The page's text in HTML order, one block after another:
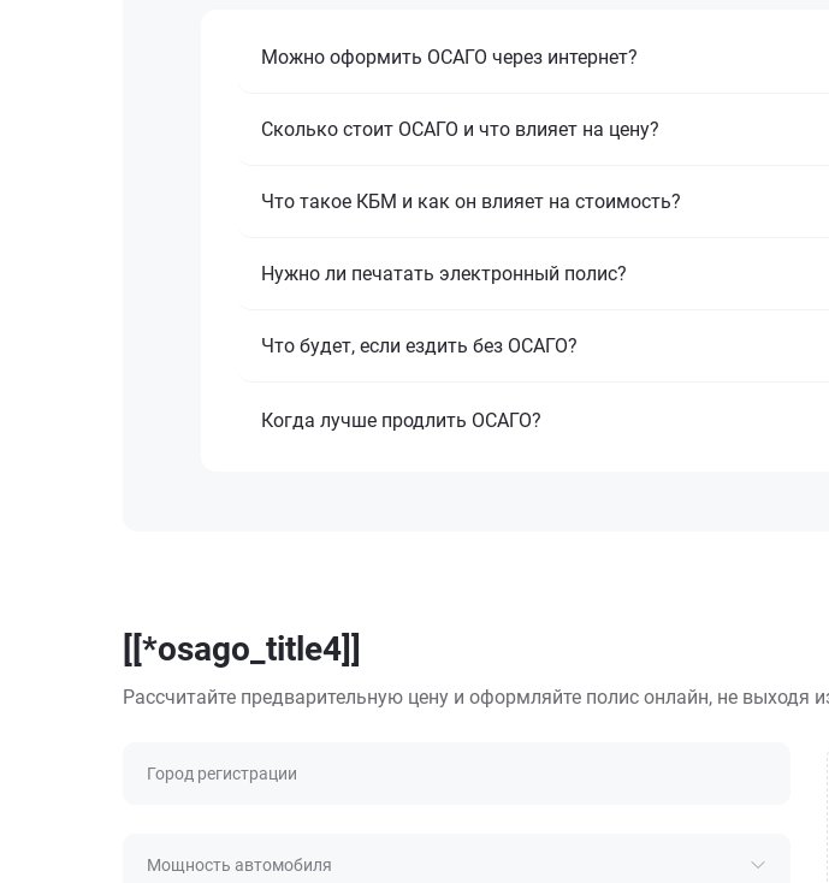
Можно оформить ОСАГО через интернет?
Сколько стоит ОСАГО и что влияет на цену?
Что такое КБМ и как он влияет на стоимость?
Нужно ли печатать электронный полис?
Что будет, если ездить без ОСАГО?
Когда лучше продлить ОСАГО?
[[*osago_title4]]
Рассчитайте предварительную цену и оформляйте полис онлайн, не выходя
Город регистрации
Мощность автомобиля